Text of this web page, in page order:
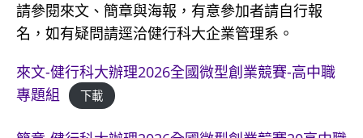
請參閱來文、簡章與海報，有意參加者請自行報
名，如有疑問請逕洽健行科大企業管理系。
來文-健行科大辦理2026全國微型創業競賽-高中職
專題組
下載